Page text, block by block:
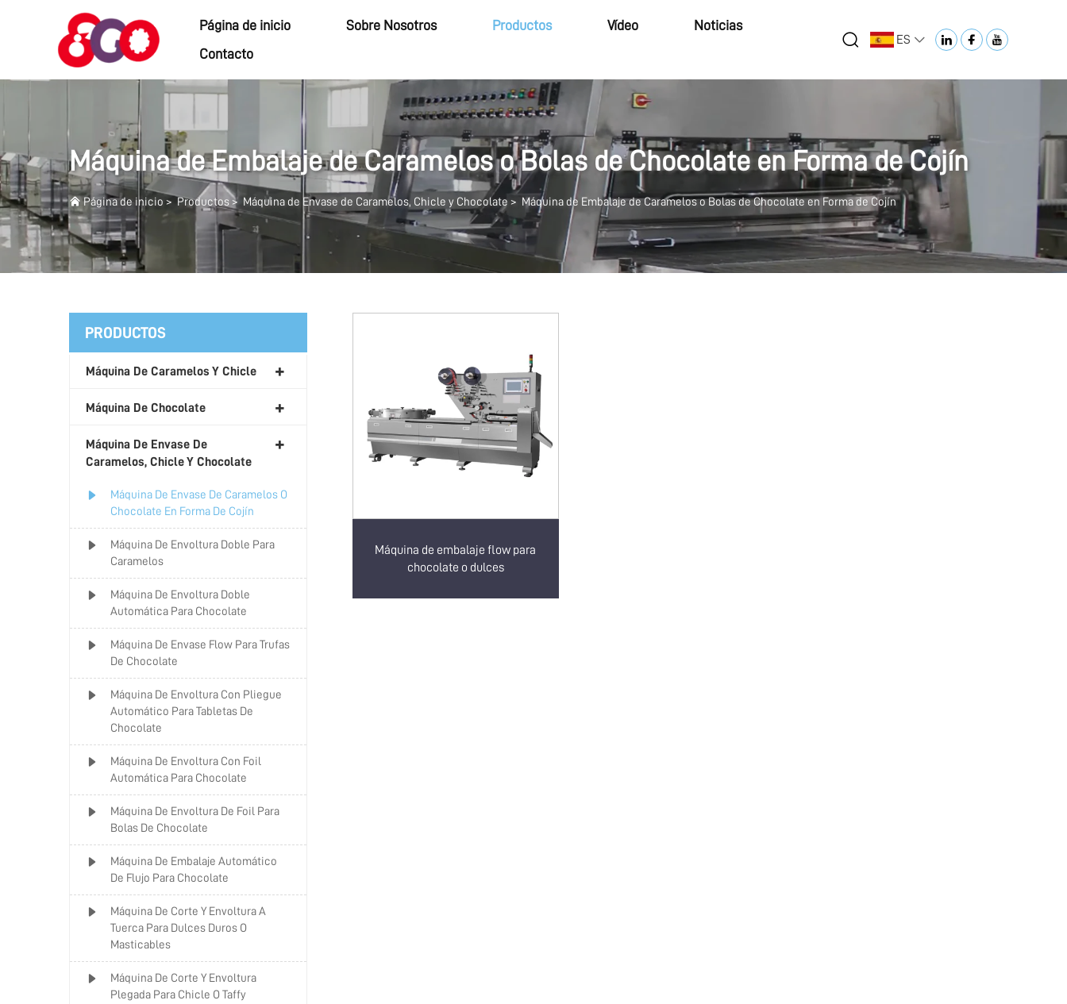
Página de inicio Sobre Nosotros Productos Vídeo
Noticias
Contacto
ES
Máquina de Embalaje de Caramelos o Bolas de Chocolate en Forma de Cojín
Página de inicio > Productos > Máquina de Envase de Caramelos, Chicle y Chocolate > Máquina de Embalaje de Caramelos o Bolas de Chocolate en Forma de Cojín
PRODUCTOS
Máquina De Caramelos Y Chicle
Máquina De Chocolate
Máquina De Envase De
Caramelos, Chicle Y Chocolate
Máquina De Envase De Caramelos O
Chocolate En Forma De Cojín
Máquina De Envoltura Doble Para
Caramelos
Máquina De Envoltura Doble
Automática Para Chocolate
Máquina De Envase Flow Para Trufas
De Chocolate
Máquina De Envoltura Con Pliegue
Automático Para Tabletas De
Chocolate
Máquina De Envoltura Con Foil
Automática Para Chocolate
Máquina De Envoltura De Foil Para
Bolas De Chocolate
Máquina De Embalaje Automático
De Flujo Para Chocolate
Máquina De Corte Y Envoltura A
Tuerca Para Dulces Duros O
Masticables
Máquina De Corte Y Envoltura
Plegada Para Chicle O Taffy
Máquina de embalaje flow para
chocolate o dulces